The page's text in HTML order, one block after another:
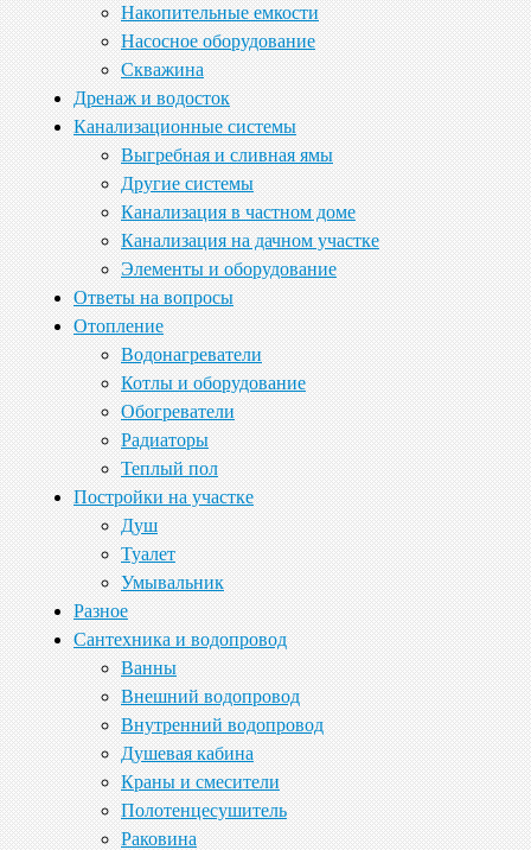
Накопительные емкости
Насосное оборудование
Скважина
Дренаж и водосток
Канализационные системы
Выгребная и сливная ямы
Другие системы
Канализация в частном доме
Канализация на дачном участке
Элементы и оборудование
Ответы на вопросы
Отопление
Водонагреватели
Котлы и оборудование
Обогреватели
Радиаторы
Теплый пол
Постройки на участке
Душ
Туалет
Умывальник
Разное
Сантехника и водопровод
Ванны
Внешний водопровод
Внутренний водопровод
Душевая кабина
Краны и смесители
Полотенцесушитель
Раковина